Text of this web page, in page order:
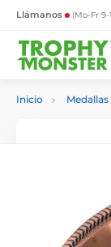
Llámanos (Mo-Fr 9-
Inicio Medallas